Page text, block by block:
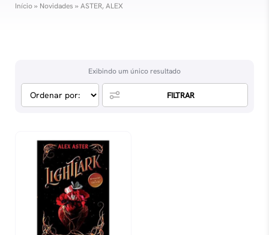
Início» Novidades » ASTER, ALEX
Exibindo um único resultado
FILTRAR